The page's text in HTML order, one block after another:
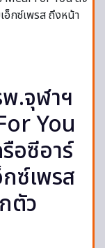
.จุฬาฯ
You
อซีอาร์
ซ์เพรส
ตัว